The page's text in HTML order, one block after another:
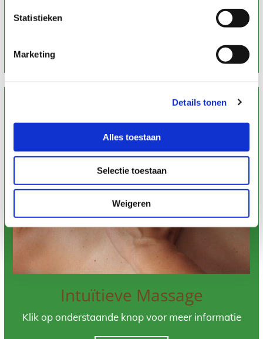
Statistieken
Marketing
Details tonen
Alles toestaan
Selectie toestaan
Weigeren
Intuïtieve Massage
Klik op onderstaande knop voor meer informatie